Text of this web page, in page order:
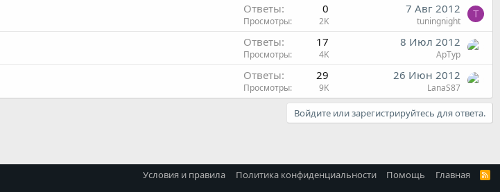
Ответы 0
Просмотры 2K
7 Авг 2012
tuningnight
T
Ответы 17
Просмотры 4K
8 Июл 2012
АрТур
Ответы 29
Просмотры 9K
26 Июн 2012
LanaS87
Войдите или зарегистрируйтесь для ответа.
Условия и правила Политика конфиденциальности Помощь Главная
R